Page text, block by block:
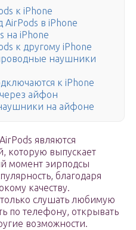
к iPhone
AirPods в iPhone
на iPhone
к другому iPhone
наушники
к iPhone
айфон
на айфоне
являются
которую выпускает
момент эирподсы
благодаря
качеству.
слушать любимую
по телефону, открывать
возможности.